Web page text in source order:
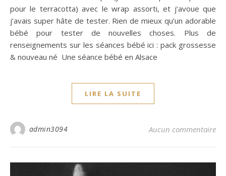
pour le terracotta) avec le wrap assorti, et j’avoue que
j’avais super hâte de tester. Rien de mieux qu’un adorable
bébé pour tester de nouvelles choses. Plus de
renseignements sur les séances bébé ici : pack grossesse
& nouveau né Une séance bébé en Alsace
LIRE LA SUITE
admin3094 Aucun commentaire